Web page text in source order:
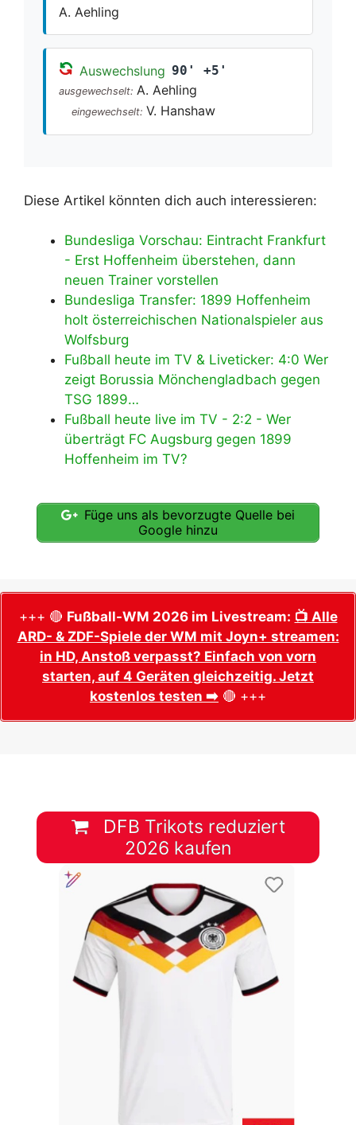
A. Aehling
Auswechslung 90' +5'
ausgewechselt: A. Aehling
eingewechselt: V. Hanshaw
Diese Artikel könnten dich auch interessieren:
Bundesliga Vorschau: Eintracht Frankfurt
- Erst Hoffenheim überstehen, dann
neuen Trainer vorstellen
Bundesliga Transfer: 1899 Hoffenheim
holt österreichischen Nationalspieler aus
Wolfsburg
Fußball heute im TV & Liveticker: 4:0 Wer
zeigt Borussia Mönchengladbach gegen
TSG 1899…
Fußball heute live im TV - 2:2 - Wer
überträgt FC Augsburg gegen 1899
Hoffenheim im TV?
Füge uns als bevorzugte Quelle bei
Google hinzu
+++ 🔴 Fußball-WM 2026 im Livestream: 📺 Alle
ARD- & ZDF-Spiele der WM mit Joyn+ streamen:
in HD, Anstoß verpasst? Einfach von vorn
starten, auf 4 Geräten gleichzeitig. Jetzt
kostenlos testen ➡️ 🔴 +++
DFB Trikots reduziert
2026 kaufen